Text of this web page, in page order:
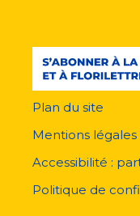
pied
page
Plan du site
Mentions légales
Accessibilité :
Politique de